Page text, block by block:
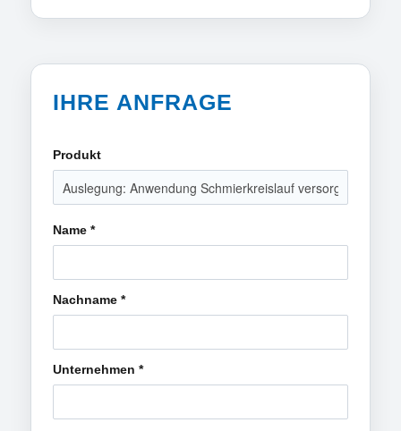
IHRE ANFRAGE
Produkt
Name *
Nachname *
Unternehmen *